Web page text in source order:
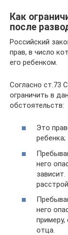
Как
после
Российский
прав, в число
его ребенком.
Согласно ст.73
ограничить в
обстоятельств:
Это
ребенка;
него
него
отца.